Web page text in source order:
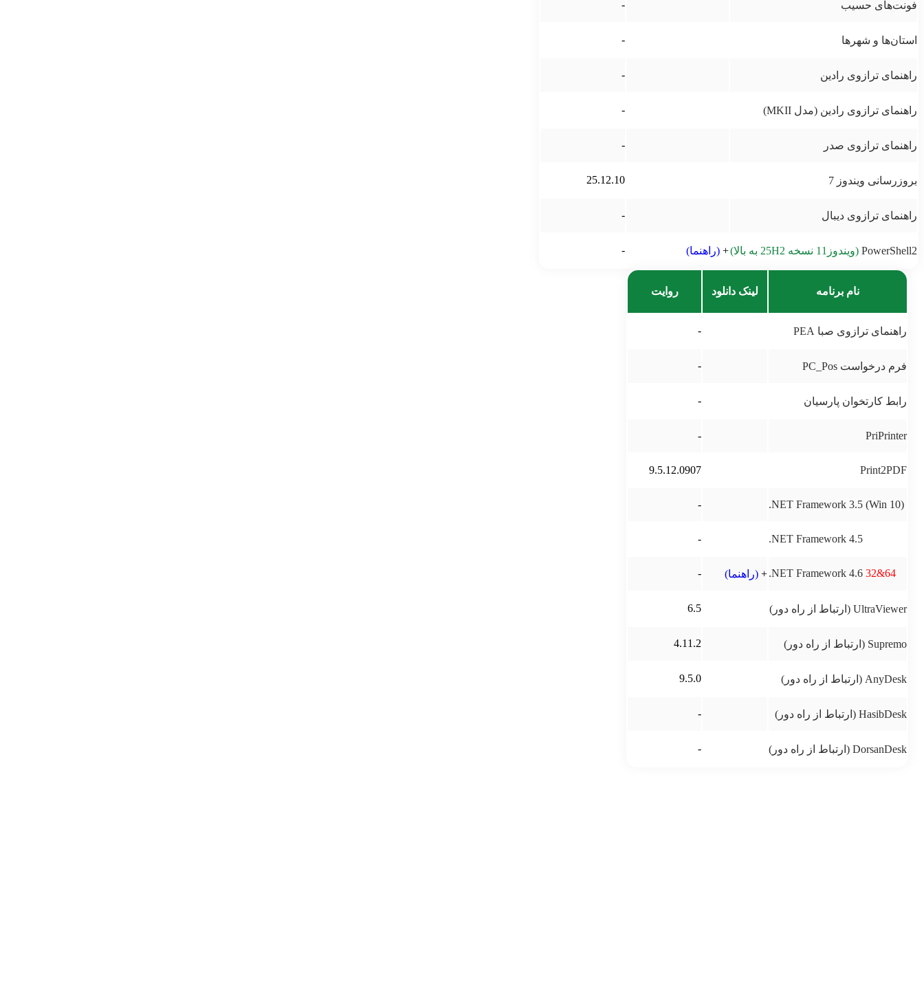
فونت‌های حسیب -
استان‌ها و شهرها -
راهنمای ترازوی رادین -
راهنمای ترازوی رادین (مدل MKII) -
راهنمای ترازوی صدر -
بروزرسانی ویندوز 7 25.12.10
راهنمای ترازوی دیبال -
PowerShell2 (ویندوز11 نسخه 25H2 به بالا) + (راهنما) -
نام برنامه لینک دانلود روایت
راهنمای ترازوی صبا PEA -
فرم درخواست PC_Pos -
رابط کارتخوان پارسیان -
PriPrinter
-
Print2PDF
9.5.12.0907
.NET Framework 3.5 (Win 10)
-
.NET Framework 4.5
-
.NET Framework 4.6 32&64
+ (راهنما) -
UltraViewer (ارتباط از راه دور) 6.5
Supremo (ارتباط از راه دور) 4.11.2
AnyDesk (ارتباط از راه دور) 9.5.0
HasibDesk (ارتباط از راه دور) -
DorsanDesk (ارتباط از راه دور) -